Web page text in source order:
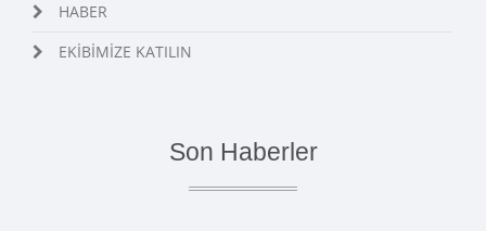
HABER
EKİBİMİZE KATILIN
Son Haberler